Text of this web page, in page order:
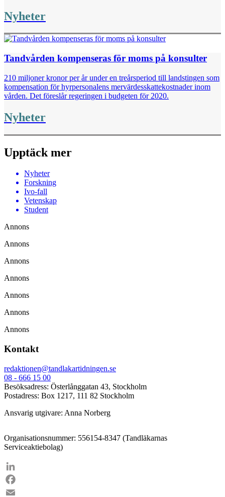
Nyheter
Tandvården kompenseras för moms på konsulter
210 miljoner kronor per år under en treårsperiod till landstingen som
kompensation för hyrpersonalens mervärdesskattekostnader inom
vården. Det föreslår regeringen i budgeten för 2020.
Nyheter
Upptäck mer
Nyheter
Forskning
Ivo-fall
Vetenskap
Student
Annons
Annons
Annons
Annons
Annons
Annons
Annons
Kontakt
redaktionen@tandlakartidningen.se
08 - 666 15 00
Besöksadress: Österlånggatan 43, Stockholm
Postadress: Box 1217, 111 82 Stockholm
Ansvarig utgivare: Anna Norberg
Organisationsnummer: 556154-8347 (Tandläkarnas
Serviceaktiebolag)
LinkedIn
Facebook